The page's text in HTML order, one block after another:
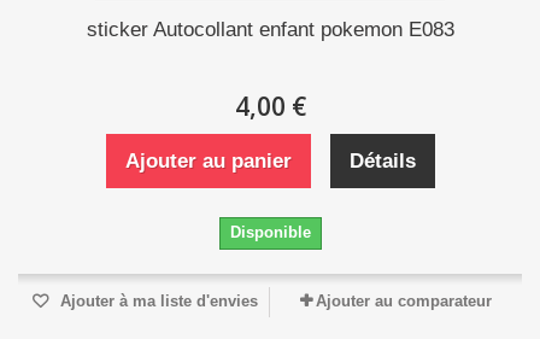
sticker Autocollant enfant pokemon E083
4,00 €
Ajouter au panier Détails
Disponible
Ajouter à ma liste d'envies Ajouter au comparateur